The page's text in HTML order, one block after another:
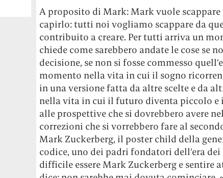
A proposito di Mark: Mark vuole scappare
capirlo: tutti noi vogliamo scappare da
contribuito a creare. Per tutti arriva un
chiede come sarebbero andate le cose se
decisione, se non si fosse commesso
momento nella vita in cui il sogno
in una versione fatta da altre scelte e da
nella vita in cui il futuro diventa piccolo e
alle prospettive che si dovrebbero avere
correzioni che si vorrebbero fare al
Mark Zuckerberg, il poster child della
codice, uno dei padri fondatori dell’era dei
difficile essere Mark Zuckerberg e sentire